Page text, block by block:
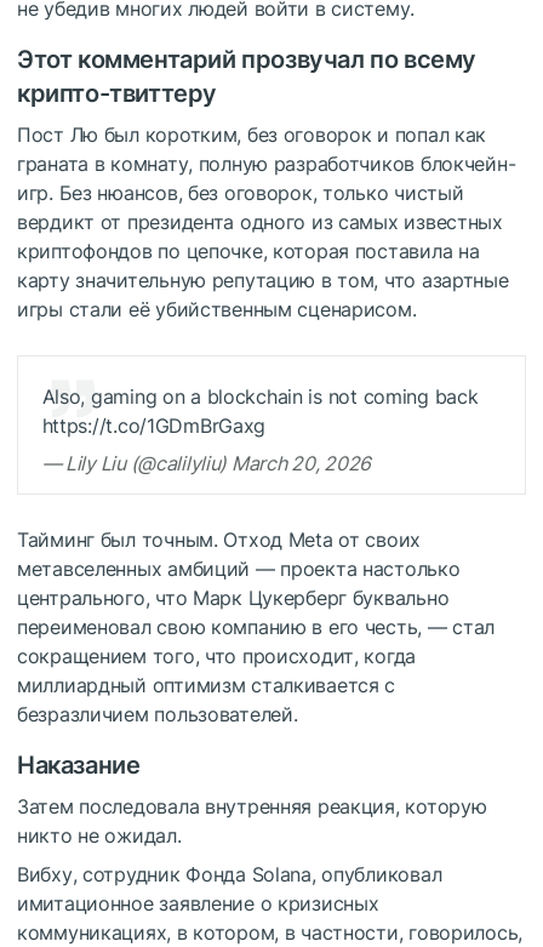
не убедив многих людей войти в систему.
Этот комментарий прозвучал по всему
крипто-твиттеру
Пост Лю был коротким, без оговорок и попал как
граната в комнату, полную разработчиков блокчейн-
игр. Без нюансов, без оговорок, только чистый
вердикт от президента одного из самых известных
криптофондов по цепочке, которая поставила на
карту значительную репутацию в том, что азартные
игры стали её убийственным сценарисом.
Also, gaming on a blockchain is not coming back
https://t.co/1GDmBrGaxg
— Lily Liu (@calilyliu) March 20, 2026
Тайминг был точным. Отход Meta от своих
метавселенных амбиций — проекта настолько
центрального, что Марк Цукерберг буквально
переименовал свою компанию в его честь, — стал
сокращением того, что происходит, когда
миллиардный оптимизм сталкивается с
безразличием пользователей.
Наказание
Затем последовала внутренняя реакция, которую
никто не ожидал.
Вибху, сотрудник Фонда Solana, опубликовал
имитационное заявление о кризисных
коммуникациях, в котором, в частности, говорилось,